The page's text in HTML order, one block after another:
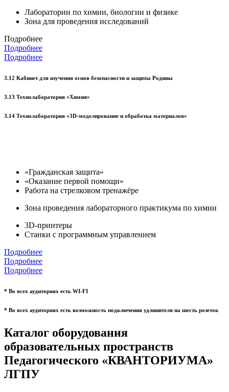
Лаборатории по химии, биологии и физике
Зона для проведения исследований
Подробнее
Подробнее
Подробнее
3.12 Кабинет для изучения основ безопасности и защиты Родины
3.13 Технолаборатория «Химия»
3.14 Технолаборатория «3D-моделирование и обработка материалов»
«Гражданская защита»
«Оказание первой помощи»
Работа на стрелковом тренажёре
Зона проведения лабораторного практикума по химии
3D-принтеры
Станки с программным управлением
Подробнее
Подробнее
Подробнее
* Во всех аудиториях есть WI-FI
* Во всех аудиториях есть возможность подключения удлинителя на шесть розеток
Каталог оборудования
образовательных пространств
Педагогического «КВАНТОРИУМА»
ЛГПУ